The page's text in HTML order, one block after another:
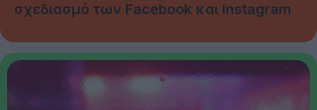
σχεδιασμό των Facebook και Instagram